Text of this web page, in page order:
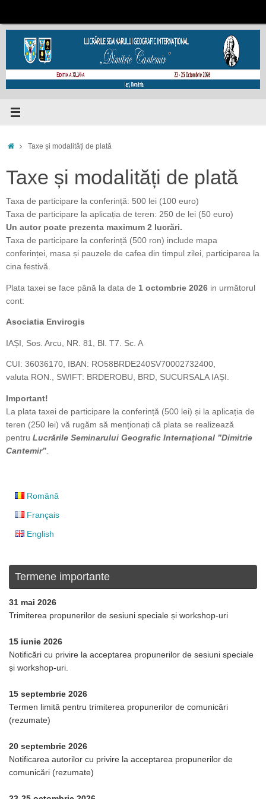
conținut
PrimaTaxe și modalități de plată
Taxe și modalități de plată
Taxa de participare la conferință: 500 lei (100 euro)
Taxa de participare la aplicația de teren: 250 de lei (50 euro)
Un autor poate prezenta maximum 2 lucrări.
Taxa de participare la conferință (500 ron) include mapa
conferinței, masa și pauzele de cafea din timpul zilei, participarea la
cina festivă.
Plata taxei se face până la data de 1 octombrie 2026 in următorul
cont:
Asociatia Envirogis
IAȘI, Sos. Arcu, NR. 81, Bl. T7. Sc. A
CUI: 36036170, IBAN: RO58BRDE240SV70002732400,
valuta RON., SWIFT: BRDEROBU, BRD, SUCURSALA IAȘI.
Important!
La plata taxei de participare la conferință (500 lei) și la aplicația de
teren (250 lei) vă rugăm să menționați că plata se realizează
pentru Lucrările Seminarului Geografic Internațional ”Dimitrie
Cantemir”
Română
Français
English
Termene importante
31 mai 2026
Trimiterea propunerilor de sesiuni speciale și workshop-uri
15 iunie 2026
Notificări cu privire la acceptarea propunerilor de sesiuni speciale
și workshop-uri.
15 septembrie 2026
Termen limită pentru trimiterea propunerilor de comunicări
(rezumate)
20 septembrie 2026
Notificarea autorilor cu privire la acceptarea propunerilor de
comunicări (rezumate)